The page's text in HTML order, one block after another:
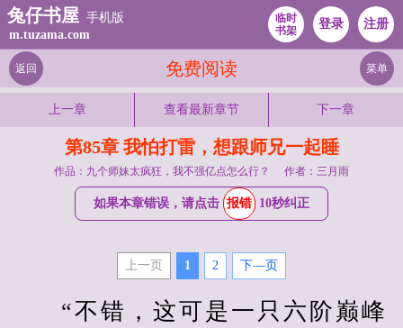
兔仔书屋 手机版
m.tuzama.com
临时
书架
登录 注册
免费阅读
返回 菜单
上一章 查看最新章节 下一章
第85章 我怕打雷，想跟师兄一起睡
作品：九个师妹太疯狂，我不强亿点怎么行？ 作者：三月雨
如果本章错误，请点击 报错 10秒纠正
上一页 1 2 下—页
“不错，这可是一只六阶巅峰